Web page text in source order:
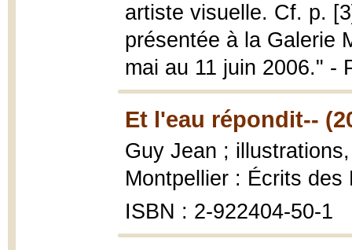
artiste visuelle. Cf. p.
présentée à la Galerie
mai au 11 juin 2006." -
Et l'eau répondit--
Guy Jean ;
Montpellier : Écrits
ISBN : 2-922404-50-1